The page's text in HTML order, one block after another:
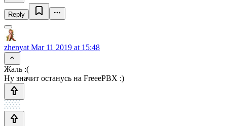
Reply
zhenyat Mar 11 2019 at 15:48
Жаль :(
Ну значит останусь на FreeePBX :)